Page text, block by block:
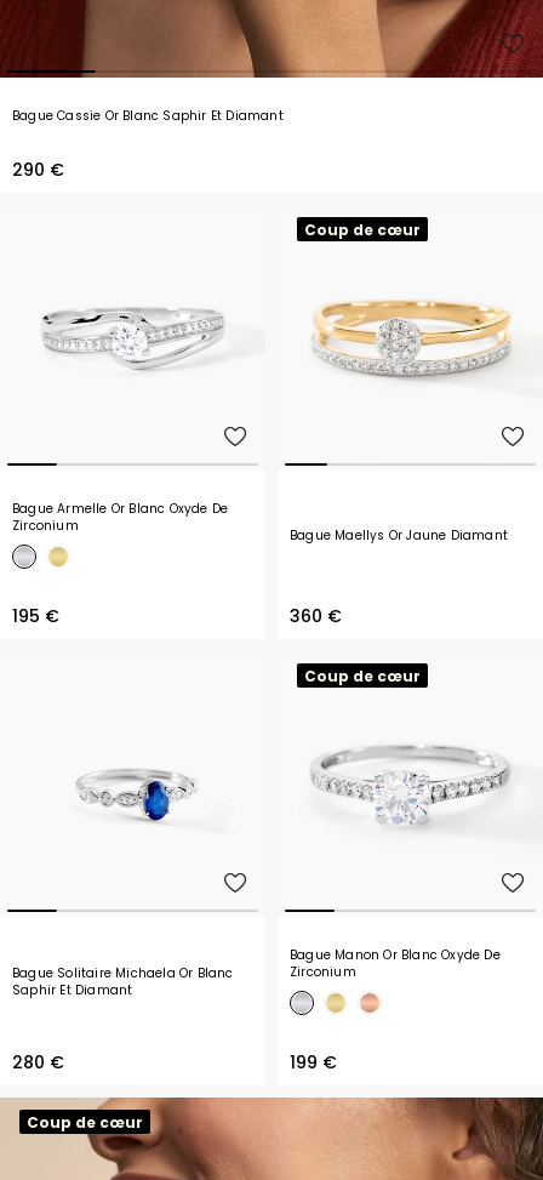
Bague Cassie Or Blanc Saphir Et Diamant
290 €
Bague Armelle Or Blanc Oxyde De
Zirconium
195 €
Coup de cœur
Bague Maellys Or Jaune Diamant
360 €
Bague Solitaire Michaela Or Blanc
Saphir Et Diamant
280 €
Coup de cœur
Bague Manon Or Blanc Oxyde De
Zirconium
199 €
Coup de cœur